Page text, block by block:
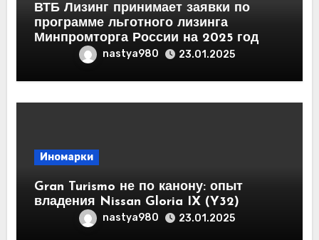
ВТБ Лизинг принимает заявки по
программе льготного лизинга
Минпромторга России на 2025 год
nastya980 23.01.2025
Иномарки
Gran Turismo не по канону: опыт
владения Nissan Gloria IX (Y32)
nastya980 23.01.2025